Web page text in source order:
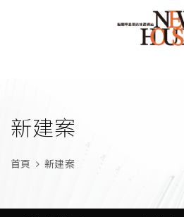
新建案
首頁 新建案